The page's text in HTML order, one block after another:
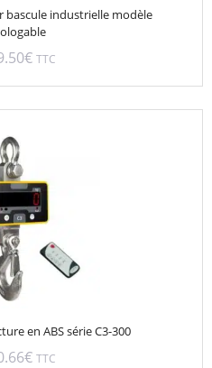
bascule industrielle modèle
€ TTC
en ABS série C3-300
€ TTC